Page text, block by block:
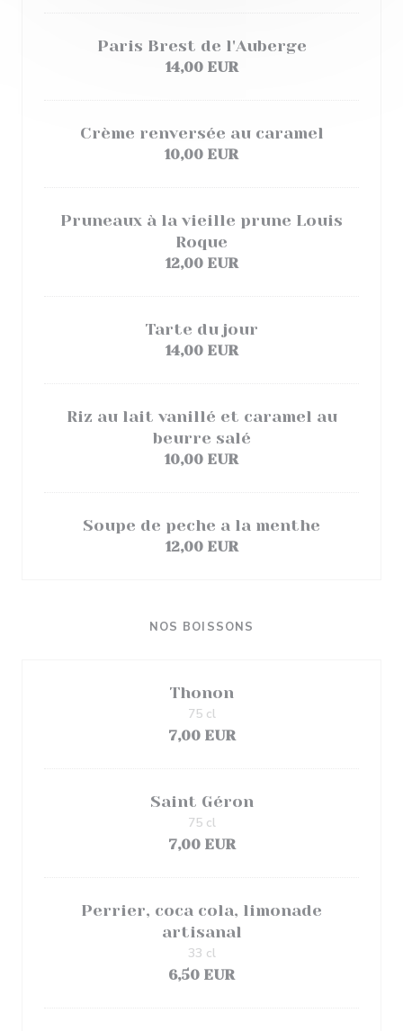
Paris Brest de l'Auberge
14,00 EUR
Crème renversée au caramel
10,00 EUR
Pruneaux à la vieille prune Louis
Roque
12,00 EUR
Tarte du jour
14,00 EUR
Riz au lait vanillé et caramel au
beurre salé
10,00 EUR
Soupe de peche a la menthe
12,00 EUR
NOS BOISSONS
Thonon
7,00 EUR
75 cl
Saint Géron
7,00 EUR
75 cl
Perrier, coca cola, limonade
artisanal
6,50 EUR
33 cl